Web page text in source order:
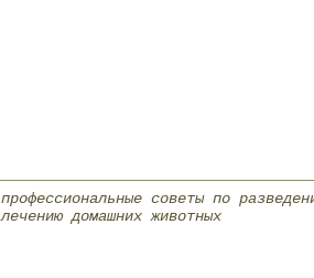
профессиональные советы по
лечению домашних животных